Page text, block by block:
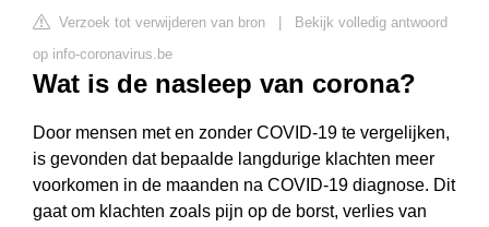
Verzoek tot verwijderen van bron
Bekijk volledig antwoord
op info-coronavirus.be
Wat is de nasleep van corona?
Door mensen met en zonder COVID-19 te vergelijken,
is gevonden dat bepaalde langdurige klachten meer
voorkomen in de maanden na COVID-19 diagnose. Dit
gaat om klachten zoals pijn op de borst, verlies van